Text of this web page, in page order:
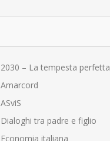
2030 – La tempesta perfetta
Amarcord
ASviS
Dialoghi tra padre e figlio
Economia italiana